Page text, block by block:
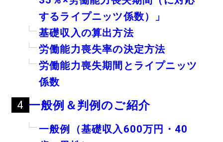
するライプニッツ係数）」
基礎収入の算出方法
労働能力喪失率の決定方法
労働能力喪失期間とライプニッツ
係数
一般例＆判例のご紹介
一般例（基礎収入600万円・40